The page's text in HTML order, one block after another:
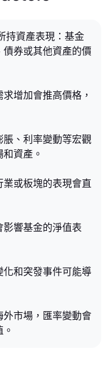
持資產表現：基金
券或其他資產的價
增加會推高價格，
、利率變動等宏觀
資產。
或板塊的表現會直
響基金的淨值表
和突發事件可能導
市場，匯率變動會